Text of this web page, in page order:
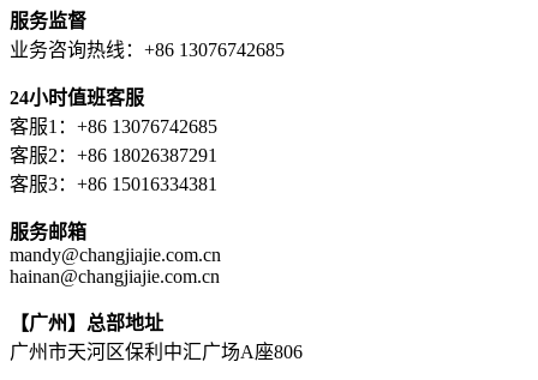
服务监督
业务咨询热线：+86 13076742685
24小时值班客服
客服1：+86 13076742685
客服2：+86 18026387291
客服3：+86 15016334381
服务邮箱
mandy@changjiajie.com.cn
hainan@changjiajie.com.cn
【广州】总部地址
广州市天河区保利中汇广场A座806